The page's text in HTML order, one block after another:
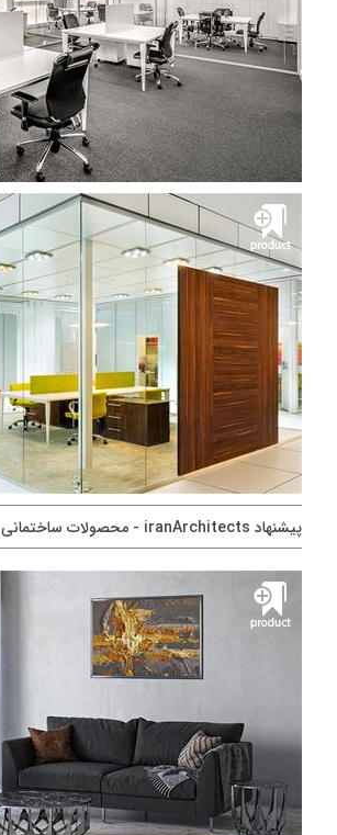
پيشنهاد iranArchitects - محصولات ساختمانی